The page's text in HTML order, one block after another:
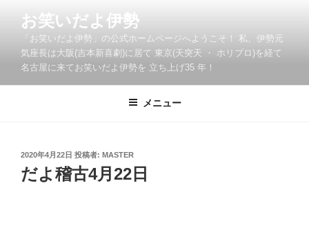
お笑いだよ伊勢
「お笑いだよ伊勢」の公式ホームページへようこそ！ 私、伊勢元
気座長は大阪(吉本新喜劇)に居て 東京(天突天 ・ ホリプロ)を経て
名古屋に来てお笑いだよ伊勢を 立ち上げ35 年！
メニュー
投
稿
日:
2020年4月22日 投稿者: MASTER
だよ稽古4月22日